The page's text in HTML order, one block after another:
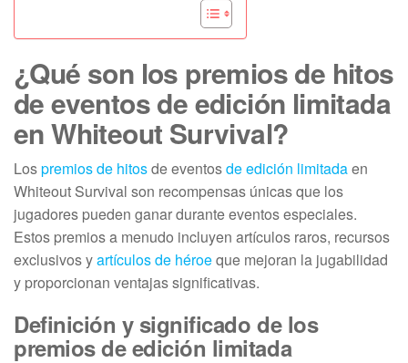
¿Qué son los premios de hitos
de eventos de edición limitada
en Whiteout Survival?
Lospremios de hitosde eventosde edición limitadaen
Whiteout Survival son recompensas únicas que los
jugadores pueden ganar durante eventos especiales.
Estos premios a menudo incluyen artículos raros, recursos
exclusivos yartículos de héroeque mejoran la jugabilidad
y proporcionan ventajas significativas.
Definición y significado de los
premios de edición limitada